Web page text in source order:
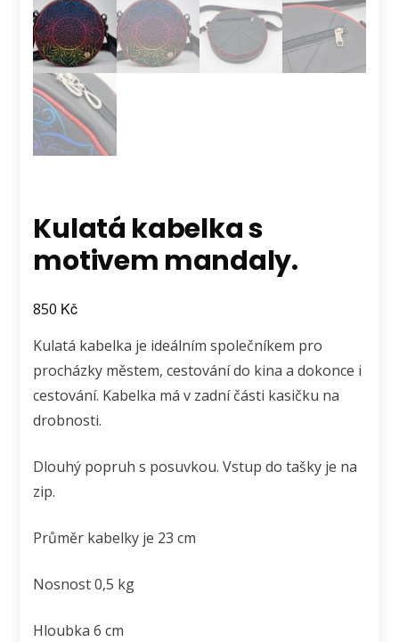
Kulatá kabelka s
motivem mandaly.
850 Kč
Kulatá kabelka je ideálním společníkem pro
procházky městem, cestování do kina a dokonce i
cestování. Kabelka má v zadní části kasičku na
drobnosti.
Dlouhý popruh s posuvkou. Vstup do tašky je na
zip.
Průměr kabelky je 23 cm
Nosnost 0,5 kg
Hloubka 6 cm